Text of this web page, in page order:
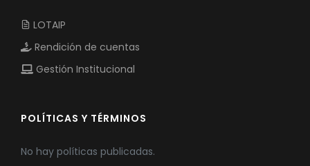
LOTAIP
Rendición de cuentas
Gestión Institucional
POLÍTICAS Y TÉRMINOS
No hay políticas publicadas.